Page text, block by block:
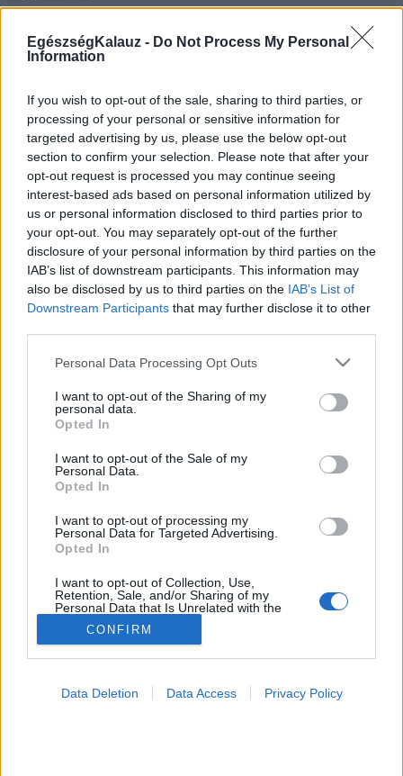
EgészségKalauz - Do Not Process My Personal
Information
If you wish to opt-out of the sale, sharing to third parties, or
processing of your personal or sensitive information for
targeted advertising by us, please use the below opt-out
section to confirm your selection. Please note that after your
opt-out request is processed you may continue seeing
interest-based ads based on personal information utilized by
us or personal information disclosed to third parties prior to
your opt-out. You may separately opt-out of the further
disclosure of your personal information by third parties on the
IAB’s list of downstream participants. This information may
also be disclosed by us to third parties on the IAB’s List of
Downstream Participants that may further disclose it to other
Please note that this website/app uses one or more Google
not limited to your visit or usage behaviour. You may click to
grant or deny consent to Google and its third-party tags to
use your data for below specified purposes in below Google
consent section.
Personal Data Processing Opt Outs
I want to opt-out of the Sharing of my
personal data.
Opted In
I want to opt-out of the Sale of my
Personal Data.
Opted In
I want to opt-out of processing my
Personal Data for Targeted Advertising.
Opted In
I want to opt-out of Collection, Use,
Retention, Sale, and/or Sharing of my
Personal Data that Is Unrelated with the
Purposes for which it was collected.
Opted Out
CONFIRM
Data Deletion Data Access Privacy Policy
Hírek
Mai és holnapi fronthatás - erre
számíthat kedden és szerdán